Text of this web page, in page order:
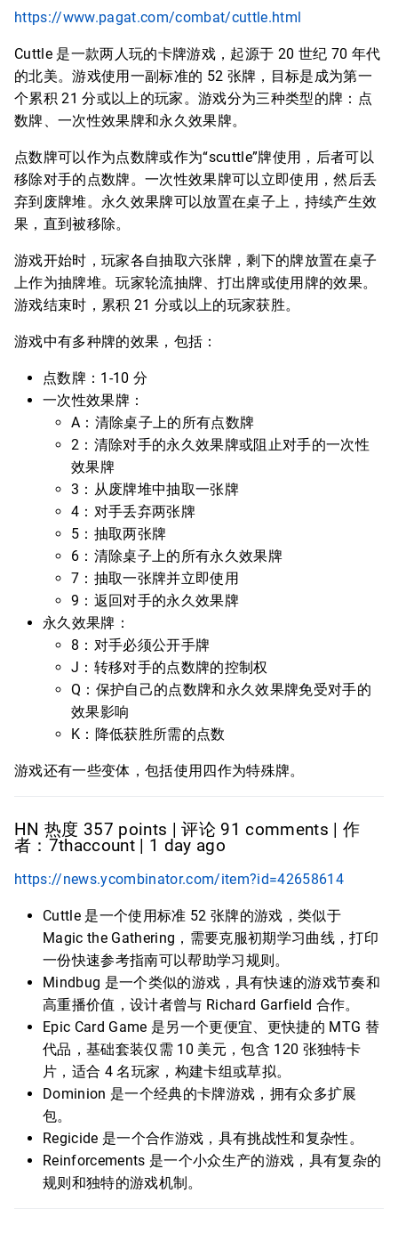
https://www.pagat.com/combat/cuttle.html
Cuttle 是一款两人玩的卡牌游戏，起源于 20 世纪 70 年代
的北美。游戏使用一副标准的 52 张牌，目标是成为第一
个累积 21 分或以上的玩家。游戏分为三种类型的牌：点
数牌、一次性效果牌和永久效果牌。
点数牌可以作为点数牌或作为“scuttle”牌使用，后者可以
移除对手的点数牌。一次性效果牌可以立即使用，然后丢
弃到废牌堆。永久效果牌可以放置在桌子上，持续产生效
果，直到被移除。
游戏开始时，玩家各自抽取六张牌，剩下的牌放置在桌子
上作为抽牌堆。玩家轮流抽牌、打出牌或使用牌的效果。
游戏结束时，累积 21 分或以上的玩家获胜。
游戏中有多种牌的效果，包括：
点数牌：1-10 分
一次性效果牌：
A：清除桌子上的所有点数牌
2：清除对手的永久效果牌或阻止对手的一次性
效果牌
3：从废牌堆中抽取一张牌
4：对手丢弃两张牌
5：抽取两张牌
6：清除桌子上的所有永久效果牌
7：抽取一张牌并立即使用
9：返回对手的永久效果牌
永久效果牌：
8：对手必须公开手牌
J：转移对手的点数牌的控制权
Q：保护自己的点数牌和永久效果牌免受对手的
效果影响
K：降低获胜所需的点数
游戏还有一些变体，包括使用四作为特殊牌。
HN 热度 357 points | 评论 91 comments | 作
者：7thaccount | 1 day ago
https://news.ycombinator.com/item?id=42658614
Cuttle 是一个使用标准 52 张牌的游戏，类似于
Magic the Gathering，需要克服初期学习曲线，打印
一份快速参考指南可以帮助学习规则。
Mindbug 是一个类似的游戏，具有快速的游戏节奏和
高重播价值，设计者曾与 Richard Garfield 合作。
Epic Card Game 是另一个更便宜、更快捷的 MTG 替
代品，基础套装仅需 10 美元，包含 120 张独特卡
片，适合 4 名玩家，构建卡组或草拟。
Dominion 是一个经典的卡牌游戏，拥有众多扩展
包。
Regicide 是一个合作游戏，具有挑战性和复杂性。
Reinforcements 是一个小众生产的游戏，具有复杂的
规则和独特的游戏机制。